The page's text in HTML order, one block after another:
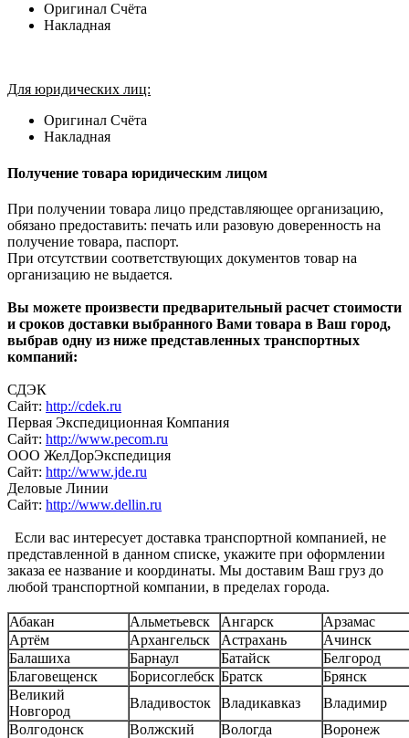
Оригинал Счёта
Накладная
Для юридических лиц:
Оригинал Счёта
Накладная
Получение товара юридическим лицом
При получении товара лицо представляющее организацию,
обязано предоставить: печать или разовую доверенность на
получение товара, паспорт.
При отсутствии соответствующих документов товар на
организацию не выдается.
Вы можете произвести предварительный расчет стоимости
и сроков доставки выбранного Вами товара в Ваш город,
выбрав одну из ниже представленных транспортных
компаний:
СДЭК
Сайт: http://cdek.ru
Первая Экспедиционная Компания
Сайт: http://www.pecom.ru
ООО ЖелДорЭкспедиция
Сайт: http://www.jde.ru
Деловые Линии
Сайт: http://www.dellin.ru
Если вас интересует доставка транспортной компанией, не
представленной в данном списке, укажите при оформлении
заказа ее название и координаты. Мы доставим Ваш груз до
любой транспортной компании, в пределах города.
Абакан Альметьевск Ангарск
Арзамас
Артём
Архангельск Астрахань
Ачинск
Балашиха
Барнаул Батайск
Белгород
Благовещенск
Борисоглебск Братск
Брянск
Великий
Новгород
Владивосток Владикавказ
Владимир
Волгодонск
Волжский Вологда
Воронеж